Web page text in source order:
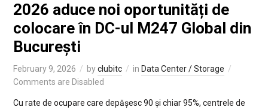
2026 aduce noi oportunități de
colocare în DC-ul M247 Global din
București
February 9, 2026 byclubitc in Data Center / Storage
Comments are Disabled
Cu rate de ocupare care depășesc 90 și chiar 95%, centrele de